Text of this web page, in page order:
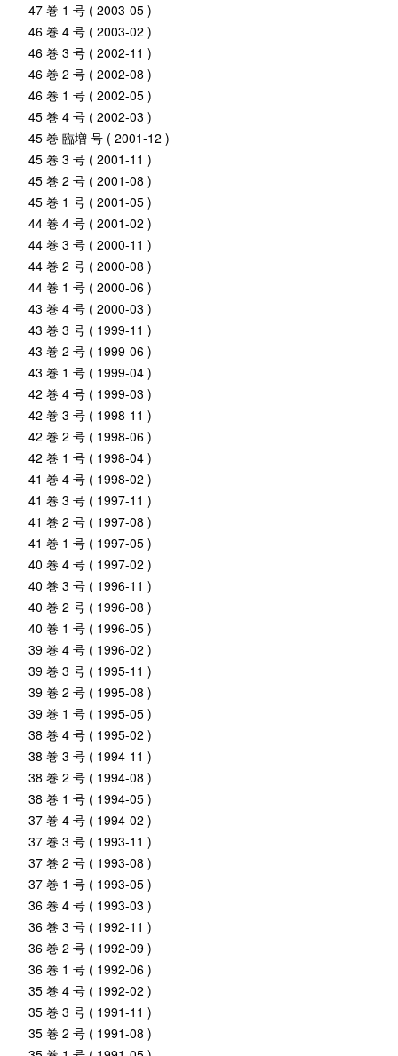
47 巻 1 号 ( 2003-05 )
46 巻 4 号 ( 2003-02 )
46 巻 3 号 ( 2002-11 )
46 巻 2 号 ( 2002-08 )
46 巻 1 号 ( 2002-05 )
45 巻 4 号 ( 2002-03 )
45 巻 臨増 号 ( 2001-12 )
45 巻 3 号 ( 2001-11 )
45 巻 2 号 ( 2001-08 )
45 巻 1 号 ( 2001-05 )
44 巻 4 号 ( 2001-02 )
44 巻 3 号 ( 2000-11 )
44 巻 2 号 ( 2000-08 )
44 巻 1 号 ( 2000-06 )
43 巻 4 号 ( 2000-03 )
43 巻 3 号 ( 1999-11 )
43 巻 2 号 ( 1999-06 )
43 巻 1 号 ( 1999-04 )
42 巻 4 号 ( 1999-03 )
42 巻 3 号 ( 1998-11 )
42 巻 2 号 ( 1998-06 )
42 巻 1 号 ( 1998-04 )
41 巻 4 号 ( 1998-02 )
41 巻 3 号 ( 1997-11 )
41 巻 2 号 ( 1997-08 )
41 巻 1 号 ( 1997-05 )
40 巻 4 号 ( 1997-02 )
40 巻 3 号 ( 1996-11 )
40 巻 2 号 ( 1996-08 )
40 巻 1 号 ( 1996-05 )
39 巻 4 号 ( 1996-02 )
39 巻 3 号 ( 1995-11 )
39 巻 2 号 ( 1995-08 )
39 巻 1 号 ( 1995-05 )
38 巻 4 号 ( 1995-02 )
38 巻 3 号 ( 1994-11 )
38 巻 2 号 ( 1994-08 )
38 巻 1 号 ( 1994-05 )
37 巻 4 号 ( 1994-02 )
37 巻 3 号 ( 1993-11 )
37 巻 2 号 ( 1993-08 )
37 巻 1 号 ( 1993-05 )
36 巻 4 号 ( 1993-03 )
36 巻 3 号 ( 1992-11 )
36 巻 2 号 ( 1992-09 )
36 巻 1 号 ( 1992-06 )
35 巻 4 号 ( 1992-02 )
35 巻 3 号 ( 1991-11 )
35 巻 2 号 ( 1991-08 )